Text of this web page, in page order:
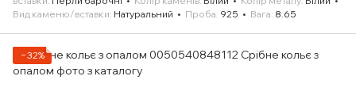
Вид каменю/вставки Натуральний Проба 925 Вага 8.65
−32%